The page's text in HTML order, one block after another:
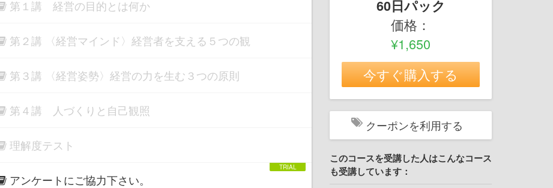
第１講 経営の目的とは何か
第２講 〈経営マインド〉経営者を支える５つの観
第３講 〈経営姿勢〉経営の力を生む３つの原則
第４講 人づくりと自己観照
理解度テスト
アンケートにご協力下さい。
60日パック
価格：
¥1,650
今すぐ購入する
クーポンを利用する
このコースを受講した人はこんなコース
も受講しています：